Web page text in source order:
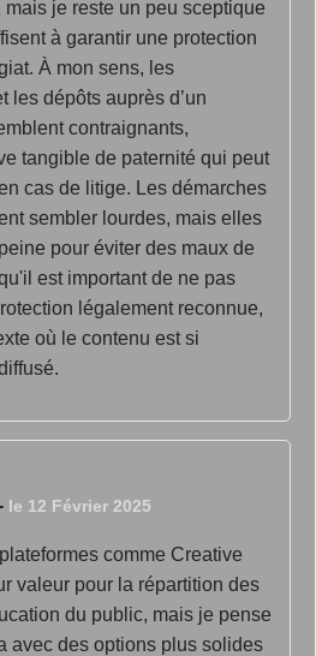
je reste un peu sceptique
à garantir une protection
À mon sens, les
les dépôts auprès d’un
contraignants,
tangible de paternité qui peut
cas de litige. Les démarches
sembler lourdes, mais elles
pour éviter des maux de
est important de ne pas
légalement reconnue,
où le contenu est si
le 12 Février 2025
comme Creative
valeur pour la répartition des
du public, mais je pense
avec des options plus solides